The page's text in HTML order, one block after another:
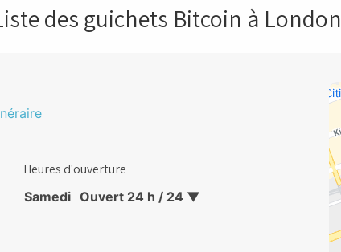
des guichets Bitcoin à London
Heures d'ouverture
Samedi Ouvert 24 h / 24 ▼